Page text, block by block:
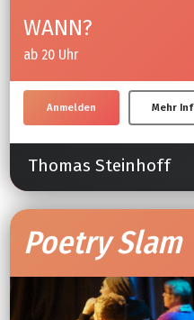
WANN?
ab 20 Uhr
Anmelden Mehr
Thomas Steinhoff
Poetry Slam